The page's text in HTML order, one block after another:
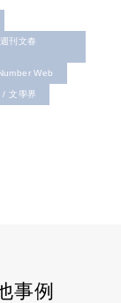
刊文春
Web
/ 文學界
事例